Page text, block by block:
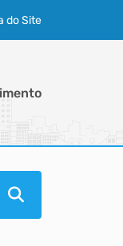
do Site